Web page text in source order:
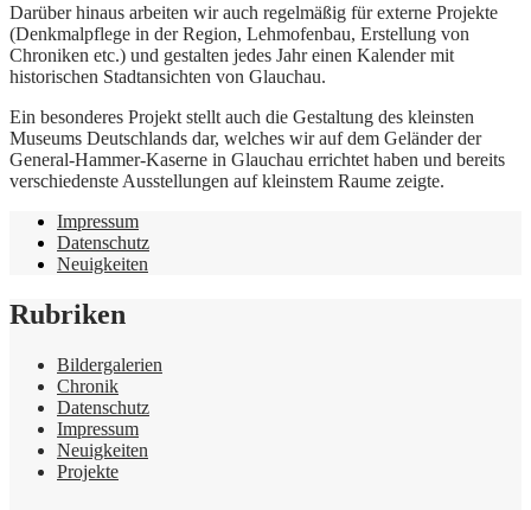
Darüber hinaus arbeiten wir auch regelmäßig für externe Projekte
(Denkmalpflege in der Region, Lehmofenbau, Erstellung von
Chroniken etc.) und gestalten jedes Jahr einen Kalender mit
historischen Stadtansichten von Glauchau.
Ein besonderes Projekt stellt auch die Gestaltung des kleinsten
Museums Deutschlands dar, welches wir auf dem Geländer der
General-Hammer-Kaserne in Glauchau errichtet haben und bereits
verschiedenste Ausstellungen auf kleinstem Raume zeigte.
Impressum
Datenschutz
Neuigkeiten
Rubriken
Bildergalerien
Chronik
Datenschutz
Impressum
Neuigkeiten
Projekte